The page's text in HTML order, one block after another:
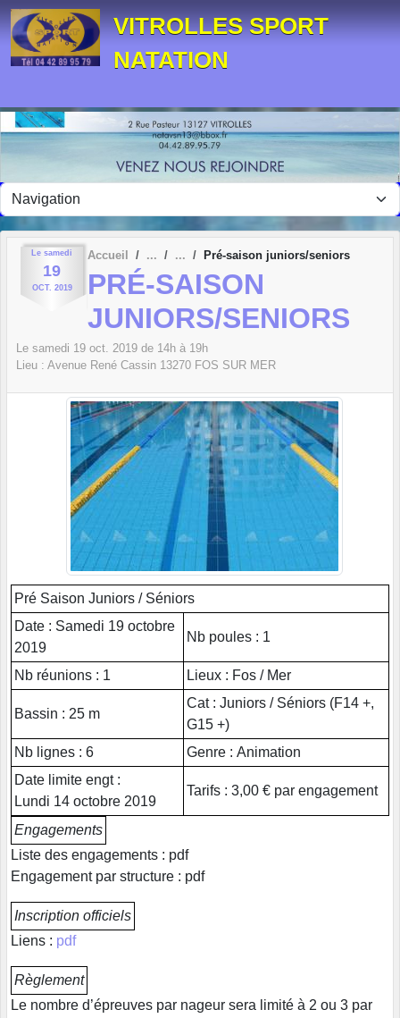
VITROLLES SPORT
NATATION
Le samedi
19
OCT. 2019
Accueil Pré-saison juniors/seniors
PRÉ-SAISON
JUNIORS/SENIORS
Le samedi 19 oct. 2019 de 14h à 19h
Lieu : Avenue René Cassin 13270 FOS SUR MER
Pré Saison Juniors / Séniors
Date : Samedi 19 octobre
2019
Nb poules : 1
Nb réunions : 1 Lieux : Fos / Mer
Bassin : 25 m
Cat : Juniors / Séniors (F14 +,
G15 +)
Nb lignes : 6
Genre : Animation
Date limite engt :
Lundi 14 octobre 2019
Tarifs : 3,00 € par engagement
Engagements
Liste des engagements : pdf
Engagement par structure : pdf
Inscription officiels
Liens : pdf
Règlement
Le nombre d’épreuves par nageur sera limité à 2 ou 3 par
Panneau de gestion des cookies